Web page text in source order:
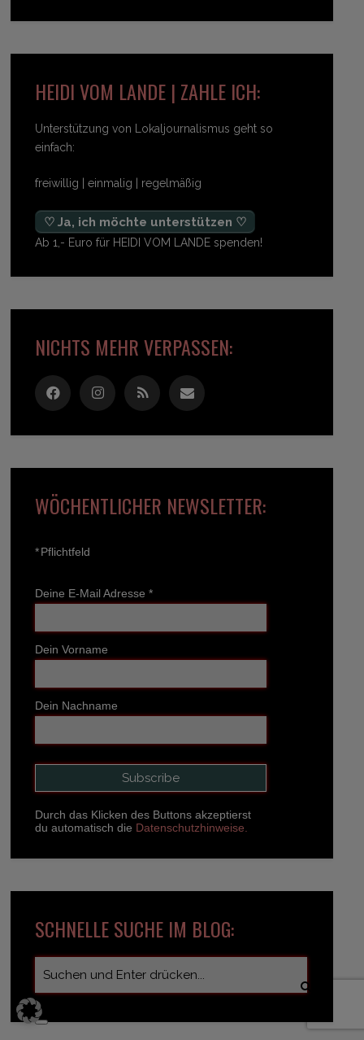
HEIDI VOM LANDE | ZAHLE ICH:
Unterstützung von Lokaljournalismus geht so
einfach:
freiwillig | einmalig | regelmäßig
♡ Ja, ich möchte unterstützen ♡
Ab 1,- Euro für HEIDI VOM LANDE spenden!
NICHTS MEHR VERPASSEN:
WÖCHENTLICHER NEWSLETTER:
*Pflichtfeld
Deine E-Mail Adresse *
Dein Vorname
Dein Nachname
Durch das Klicken des Buttons akzeptierst
du automatisch die Datenschutzhinweise.
SCHNELLE SUCHE IM BLOG: